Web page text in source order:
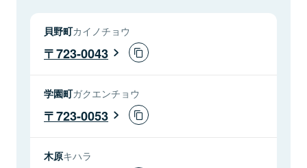
貝野町カイノチョウ
723-0043
学園町ガクエンチョウ
723-0053
木原キハラ